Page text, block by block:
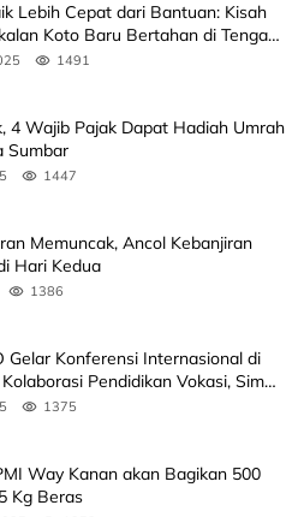
Lebih Cepat dari Bantuan: Kisah
Koto Baru Bertahan di Tengah
1491
4 Wajib Pajak Dapat Hadiah Umrah
Sumbar
1447
Memuncak, Ancol Kebanjiran
Hari Kedua
1386
Gelar Konferensi Internasional di
Pendidikan Vokasi, Simak
1375
Way Kanan akan Bagikan 500
Kg Beras